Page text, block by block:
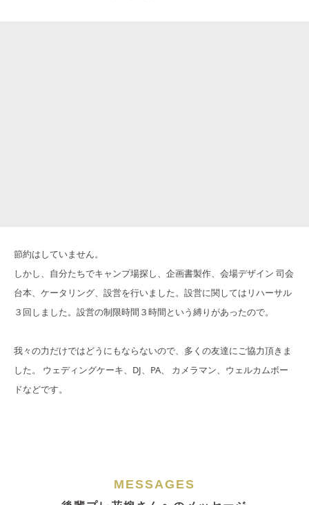
節約はしていません。
しかし、自分たちでキャンプ場探し、企画書製作、会場デザイン 司会
台本、ケータリング、設営を行いました。設営に関してはリハーサル
３回しました。設営の制限時間３時間という縛りがあったので。
我々の力だけではどうにもならないので、多くの友達にご協力頂きま
した。 ウェディングケーキ、DJ、PA、 カメラマン、ウェルカムボー
ドなどです。
MESSAGES